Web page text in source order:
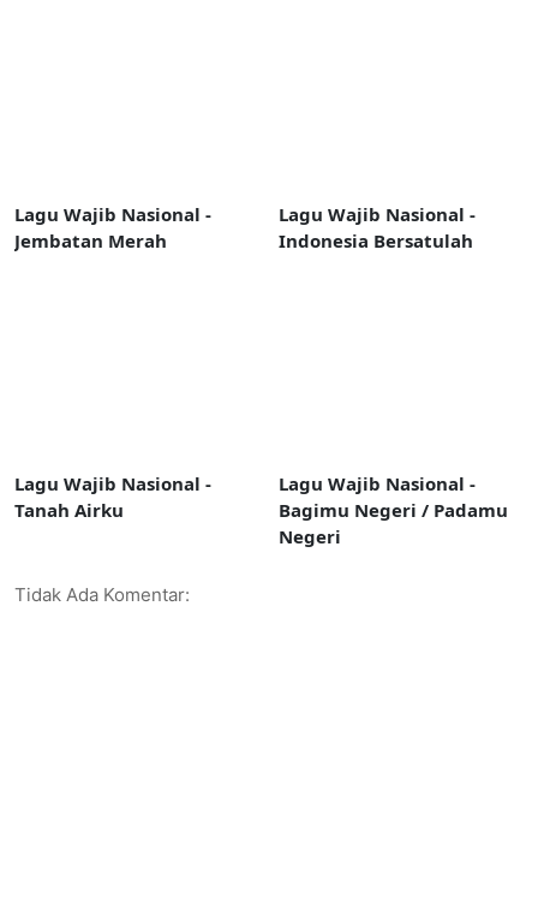
Lagu Wajib Nasional -
Jembatan Merah
Lagu Wajib Nasional -
Indonesia Bersatulah
Lagu Wajib Nasional -
Tanah Airku
Lagu Wajib Nasional -
Bagimu Negeri / Padamu
Negeri
Tidak Ada Komentar: